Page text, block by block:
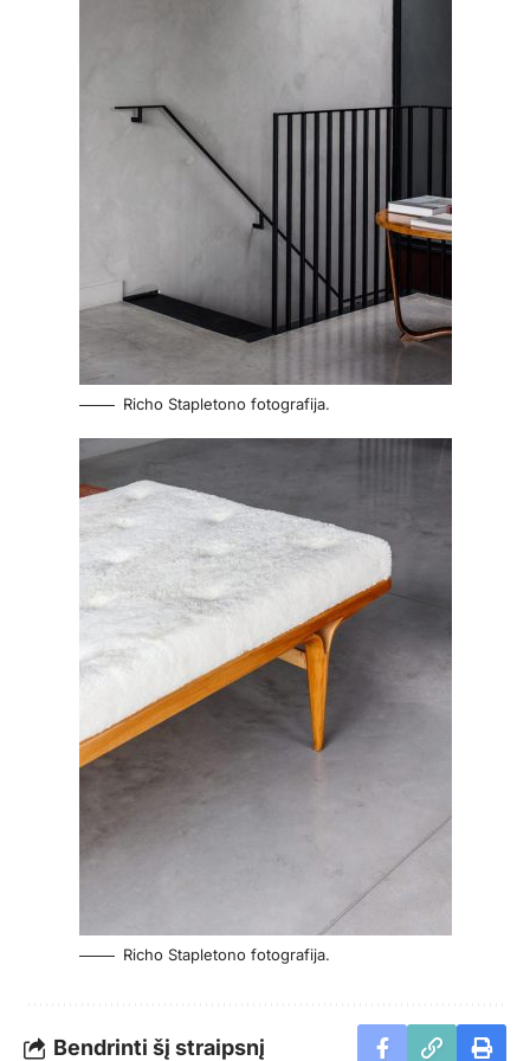
Richo Stapletono fotografija.
Richo Stapletono fotografija.
Bendrinti šį straipsnį